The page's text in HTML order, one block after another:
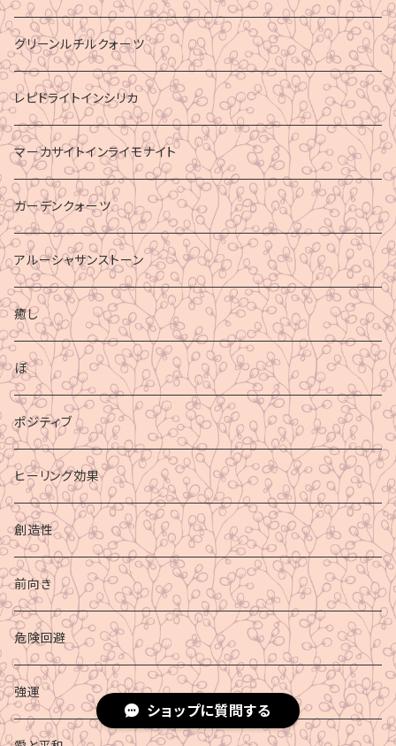
グリーンルチルクォーツ
レピドライトインシリカ
マーカサイトインライモナイト
ガーデンクォーツ
アルーシャサンストーン
癒し
ぼ
ポジティブ
ヒーリング効果
創造性
前向き
危険回避
強運
ショップに質問する